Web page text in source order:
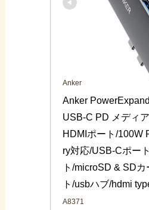
Anker
Anker
USB-C PD メディ
HDMIポート/100W
ry対応/USB-Cポー
ト/microSD & SD
ト/usbハブ/hdmi
A8371